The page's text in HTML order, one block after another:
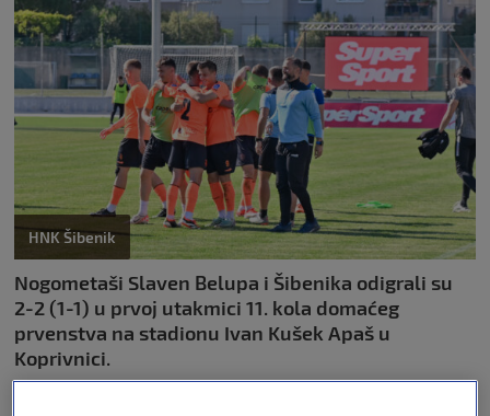
HNK Šibenik
Nogometaši Slaven Belupa i Šibenika odigrali su
2-2 (1-1) u prvoj utakmici 11. kola domaćeg
prvenstva na stadionu Ivan Kušek Apaš u
Koprivnici.